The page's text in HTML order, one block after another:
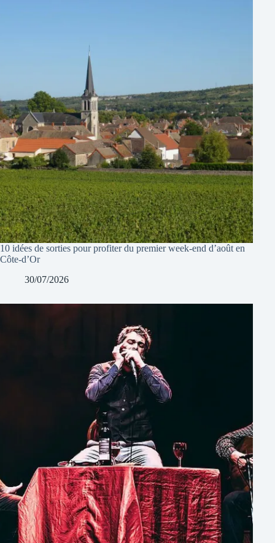
10 idées de sorties pour profiter du premier week-end d’août en
Côte-d’Or
30/07/2026